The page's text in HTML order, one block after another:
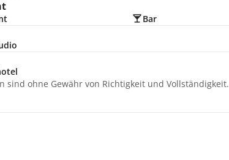
Bar
sind ohne Gewähr von Richtigkeit und